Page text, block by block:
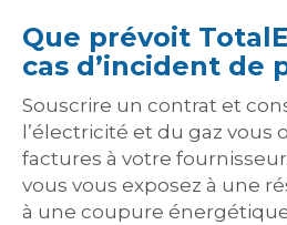
Que prévoit
cas d’incident de
Souscrire un contrat et
l’électricité et du gaz vous
factures à votre
vous vous exposez à une
à une coupure